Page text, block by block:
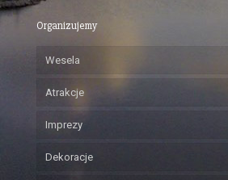
Organizujemy
Wesela
Atrakcje
Imprezy
Dekoracje